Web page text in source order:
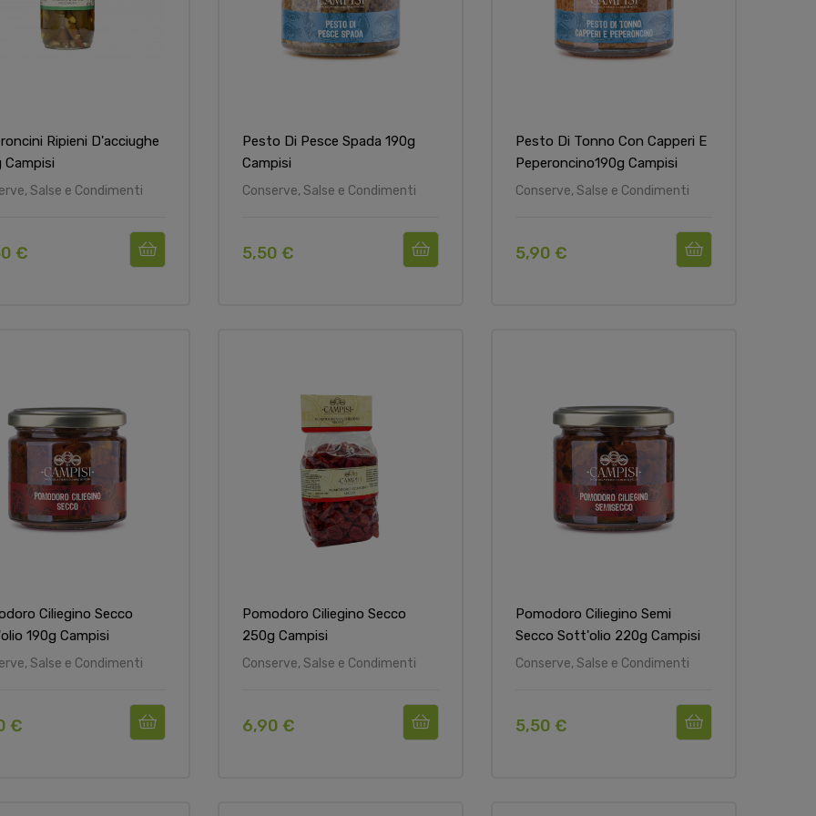
Ripieni D'acciughe
Campisi
Salse e Condimenti
€
Pesto Di Pesce Spada 190g
Campisi
Conserve, Salse e Condimenti
5,50 €
Pesto Di Tonno Con Capperi E
Peperoncino190g Campisi
Conserve, Salse e Condimenti
5,90 €
Ciliegino Secco
190g Campisi
Salse e Condimenti
€
Pomodoro Ciliegino Secco
250g Campisi
Conserve, Salse e Condimenti
6,90 €
Pomodoro Ciliegino Semi
Secco Sott'olio 220g Campisi
Conserve, Salse e Condimenti
5,50 €